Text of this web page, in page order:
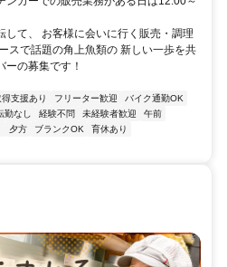
して、 お客様に会いに行く販売・調理
スで話題の角上魚類の 新しい一歩を共
ーの募集です！
支援あり フリーター歓迎
バイク通勤OK
勤なし 経験不問 未経験者歓迎
午前
夕方 ブランクOK
育休あり